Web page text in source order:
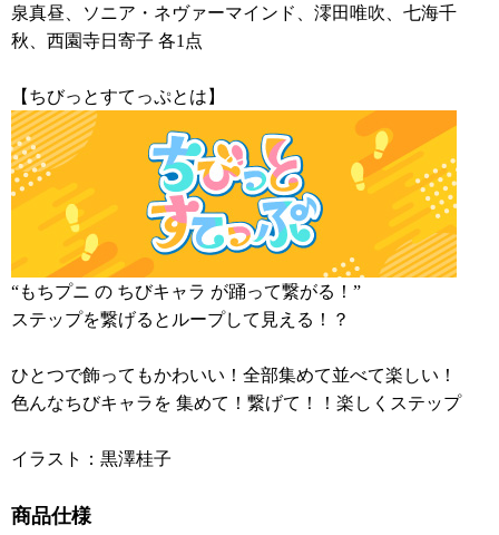
泉真昼、ソニア・ネヴァーマインド、澪田唯吹、七海千
秋、西園寺日寄子 各1点
【ちびっとすてっぷとは】
“もちプニ の ちびキャラ が踊って繋がる！”
ステップを繋げるとループして見える！？
ひとつで飾ってもかわいい！全部集めて並べて楽しい！
色んなちびキャラを 集めて！繋げて！！楽しくステップ
イラスト：黒澤桂子
商品仕様